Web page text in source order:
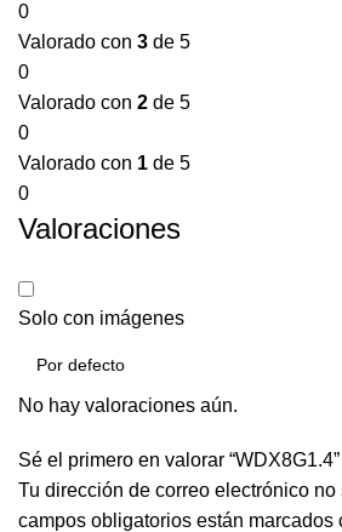
0
Valorado con 3 de 5
0
Valorado con 2 de 5
0
Valorado con 1 de 5
0
Valoraciones
Solo con imágenes
No hay valoraciones aún.
Sé el primero en valorar “WDX8G1.4”
Tu dirección de correo electrónico no
campos obligatorios están marcados